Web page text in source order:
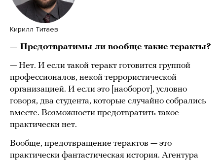
Кирилл Титаев
— Предотвратимы ли вообще такие теракты?
— Нет. И если такой теракт готовится группой
профессионалов, некой террористической
организацией. И если это [наоборот], условно
говоря, два студента, которые случайно собрались
вместе. Возможности предотвратить такое
практически нет.
Вообще, предотвращение терактов — это
практически фантастическая история. Агентура